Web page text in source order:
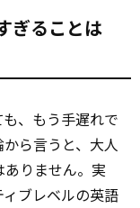
ぎることは
も、もう手遅れで
ら言うと、大人
りません。実
ブレベルの英語